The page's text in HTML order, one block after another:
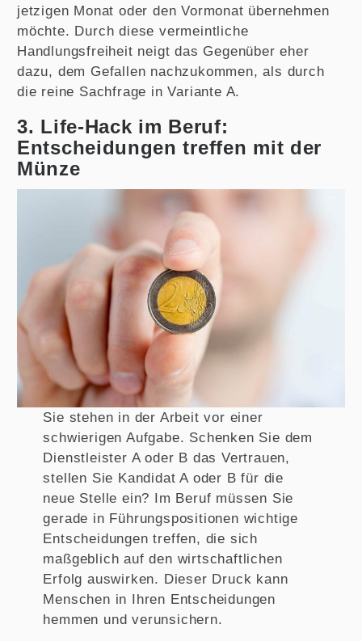
jetzigen Monat oder den Vormonat übernehmen
möchte. Durch diese vermeintliche
Handlungsfreiheit neigt das Gegenüber eher
dazu, dem Gefallen nachzukommen, als durch
die reine Sachfrage in Variante A.
3. Life-Hack im Beruf:
Entscheidungen treffen mit der
Münze
Sie stehen in der Arbeit vor einer
schwierigen Aufgabe. Schenken Sie dem
Dienstleister A oder B das Vertrauen,
stellen Sie Kandidat A oder B für die
neue Stelle ein? Im Beruf müssen Sie
gerade in Führungspositionen wichtige
Entscheidungen treffen, die sich
maßgeblich auf den wirtschaftlichen
Erfolg auswirken. Dieser Druck kann
Menschen in Ihren Entscheidungen
hemmen und verunsichern.